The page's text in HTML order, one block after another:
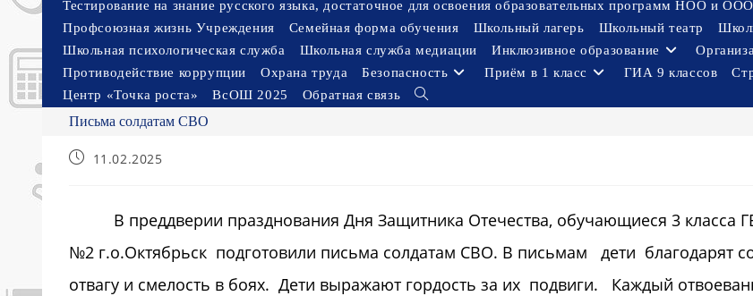
Тестирование на знание русского языка, достаточное для освоения образовательных программ НОО и
Профсоюзная жизнь Учреждения
Семейная форма обучения Школьный лагерь Школьный театр
Школьная психологическая служба
Школьная служба медиации Инклюзивное образование
Противодействие коррупции
Охрана труда Безопасность Приём в 1 класс ГИА 9 классов
Центр «Точка роста»
ВсОШ 2025 Обратная связь
Переключить
Письма солдатам СВО
Запись11.02.2025
В преддверии празднования Дня Защитника Отечества, обучающиеся 3 класса
№2 г.о.Октябрьск подготовили письма солдатам СВО. В письмам дети благодарят
отвагу и смелость в боях. Дети выражают гордость за их подвиги. Каждый